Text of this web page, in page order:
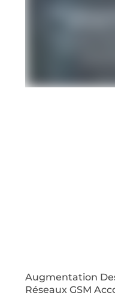
Augmentation
Réseaux GSM